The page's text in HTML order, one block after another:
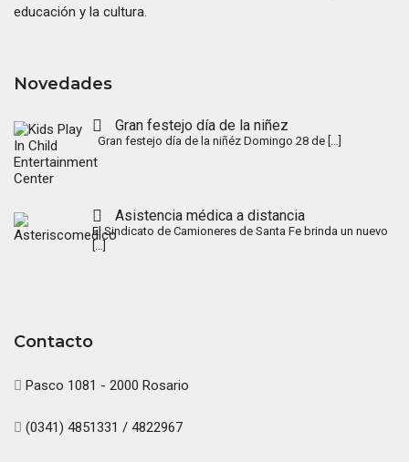
educación y la cultura.
Novedades
Gran festejo día de la niñez
Gran festejo día de la niñéz Domingo 28 de […]
Asistencia médica a distancia
El Sindicato de Camioneres de Santa Fe brinda un nuevo
[…]
Contacto
Pasco 1081 - 2000 Rosario
(0341) 4851331 / 4822967